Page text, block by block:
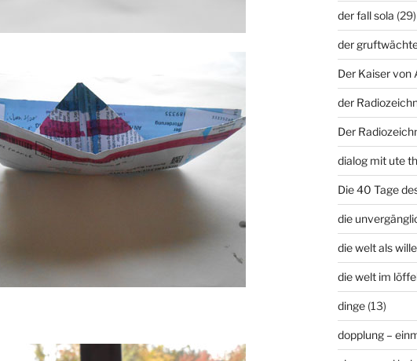
der fall sola (29)
der
Der Kaiser von
der
Der
dialog mit ute
Die 40 Tage
die
die welt als
die welt im
dinge(13)
dopplung –